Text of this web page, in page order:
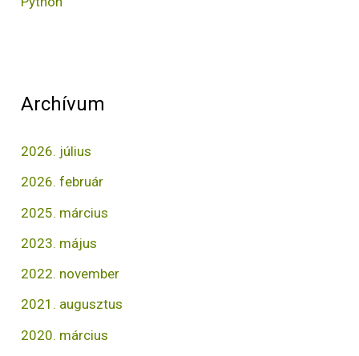
Archívum
2026. július
2026. február
2025. március
2023. május
2022. november
2021. augusztus
2020. március